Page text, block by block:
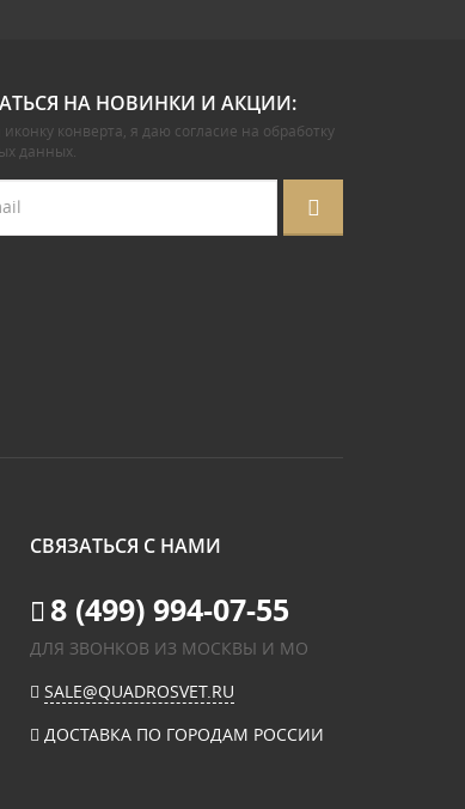
НА НОВИНКИ И АКЦИИ:
конверта, я даю согласие на обработку
данных.
СВЯЗАТЬСЯ С НАМИ
8 (499) 994-07-55
ДЛЯ ЗВОНКОВ ИЗ МОСКВЫ И МО
SALE@QUADROSVET.RU
ДОСТАВКА ПО ГОРОДАМ РОССИИ